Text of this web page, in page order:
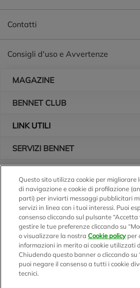
Contatti
Consigli d'uso e Avvertenze
MAGAZINE
BENNET CLUB
LINK UTILI
SERVIZI BENNET
Logo Bennet
Seguici sui nostri canali
Scarica l'app
Questo sito utilizza cookie per migliorare
di navigazione e cookie di profilazione
parti) per inviarti messaggi pubblicitari
servizi in linea con i tuoi interessi. Puoi
consenso cliccando sul pulsante “Accetta
gestire le tue preferenze cliccando su
o visualizzare la nostraCookie policyper
informazioni in merito ai cookie utilizzati
Chiudendo questo banner o cliccando su
puoi negare il consenso a tutti i cookie
tecnici.